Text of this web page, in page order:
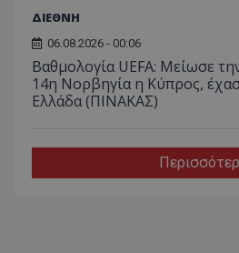
ΔΙΕΘΝΗ
06.08.2026 - 00:06
Βαθμολογία UEFA: Μείωσε
14η Νορβηγία η Κύπρος,
Ελλάδα (ΠΙΝΑΚΑΣ)